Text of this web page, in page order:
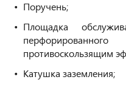
Поручень;
Площадка
противоскользящим
Катушка заземления;